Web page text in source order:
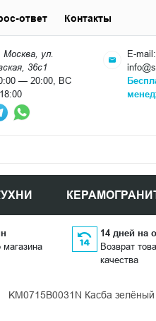
Москва, ул.
36с1
— 20:00, ВС
E-mail:
ответ Контакты
14 дней на
Возврат
качества
KM0715B0031N Касба